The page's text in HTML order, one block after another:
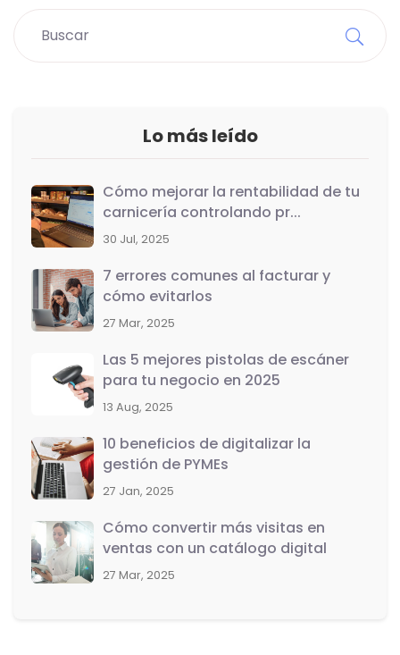
Lo más leído
Cómo mejorar la rentabilidad de tu
carnicería controlando pr...
30 Jul, 2025
7 errores comunes al facturar y
cómo evitarlos
27 Mar, 2025
Las 5 mejores pistolas de escáner
para tu negocio en 2025
13 Aug, 2025
10 beneficios de digitalizar la
gestión de PYMEs
27 Jan, 2025
Cómo convertir más visitas en
ventas con un catálogo digital
27 Mar, 2025